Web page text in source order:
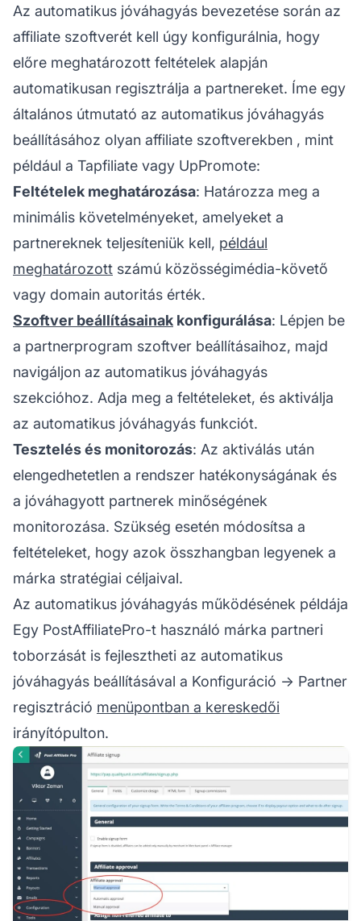
Az automatikus jóváhagyás bevezetése során az
affiliate szoftverét kell úgy konfigurálnia, hogy
előre meghatározott feltételek alapján
automatikusan regisztrálja a partnereket. Íme egy
általános útmutató az automatikus jóváhagyás
beállításához olyan affiliate szoftverekben , mint
például a Tapfiliate vagy UpPromote:
Feltételek meghatározása: Határozza meg a
minimális követelményeket, amelyeket a
partnereknek teljesíteniük kell, például
meghatározott számú közösségimédia-követő
vagy domain autoritás érték.
Szoftver beállításainak konfigurálása: Lépjen be
a partnerprogram szoftver beállításaihoz, majd
navigáljon az automatikus jóváhagyás
szekcióhoz. Adja meg a feltételeket, és aktiválja
az automatikus jóváhagyás funkciót.
Tesztelés és monitorozás: Az aktiválás után
elengedhetetlen a rendszer hatékonyságának és
a jóváhagyott partnerek minőségének
monitorozása. Szükség esetén módosítsa a
feltételeket, hogy azok összhangban legyenek a
márka stratégiai céljaival.
Az automatikus jóváhagyás működésének példája
Egy PostAffiliatePro-t használó márka partneri
toborzását is fejlesztheti az automatikus
jóváhagyás beállításával a Konfiguráció -> Partner
regisztráció menüpontban a kereskedői
irányítópulton.